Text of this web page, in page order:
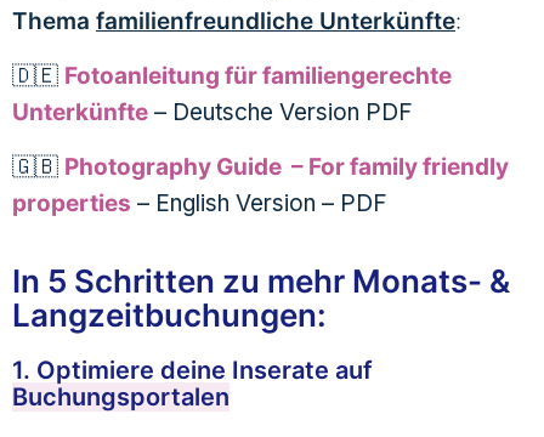
Thema familienfreundliche Unterkünfte:
🇩🇪 Fotoanleitung für familiengerechte
Unterkünfte – Deutsche Version PDF
🇬🇧 Photography Guide – For family friendly
properties – English Version – PDF
In 5 Schritten zu mehr Monats- &
Langzeitbuchungen:
1. Optimiere deine Inserate auf
Buchungsportalen